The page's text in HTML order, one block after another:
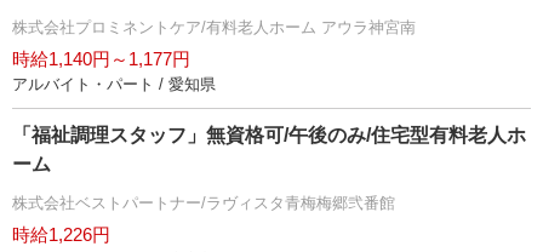
株式会社プロミネントケア/有料老人ホーム アウラ神宮南
時給1,140円～1,177円
アルバイト・パート / 愛知県
「福祉調理スタッフ」無資格可/午後のみ/住宅型有料老人ホ
ーム
株式会社ベストパートナー/ラヴィスタ青梅梅郷弐番館
時給1,226円